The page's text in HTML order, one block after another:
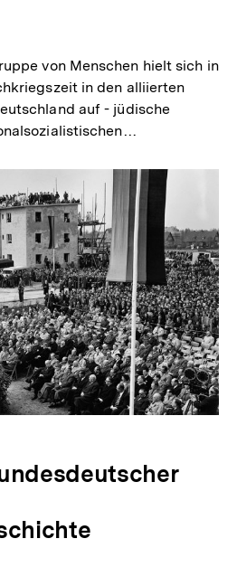
von Menschen hielt sich in
in den alliierten
auf - jüdische